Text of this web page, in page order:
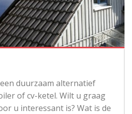
duurzaam alternatief
of cv-ketel. Wilt u graag
u interessant is? Wat is de